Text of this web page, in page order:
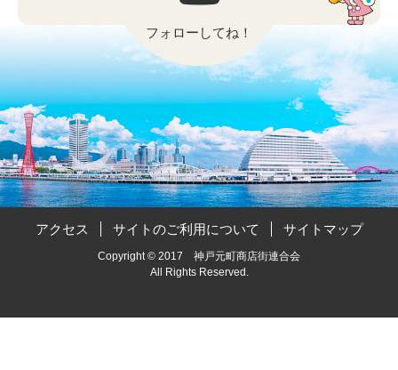
フォローしてね！
アクセス サイトのご利用について サイトマップ
Copyright © 2017 神戸元町商店街連合会
All Rights Reserved.